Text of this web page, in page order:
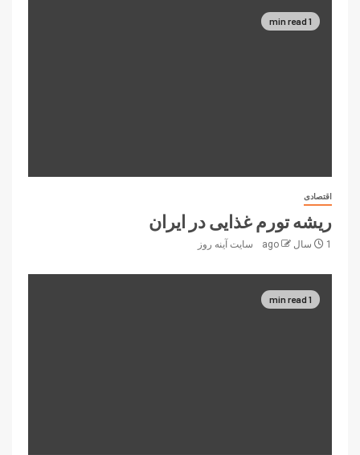
1 min read
اقتصادی
ریشه تورم غذایی در ایران
1 سال ago سایت آینه‌ روز
1 min read